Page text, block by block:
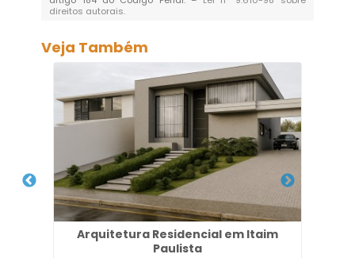
direitos autorais.
Veja Também
Arquitetura Residencial em Itaim
Paulista